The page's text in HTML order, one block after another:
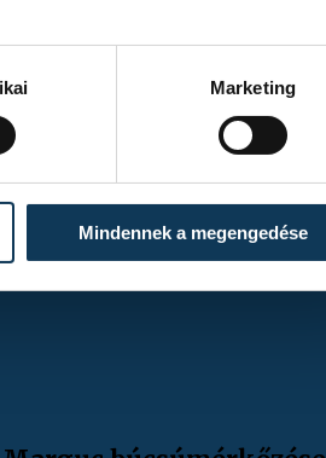
Marketing
Mindennek a megengedése